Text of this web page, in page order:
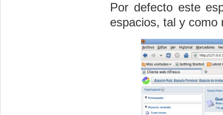
Por defecto este
espacios, tal y como